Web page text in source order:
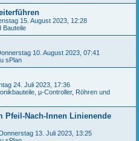
15. August 2023, 12:28
Bauteile
10. August 2023, 07:41
sPlan
24. Juli 2023, 17:36
µ-Controller, Röhren und
Pfeil-Nach-Innen Linienende
Donnerstag 13. Juli 2023, 13:25